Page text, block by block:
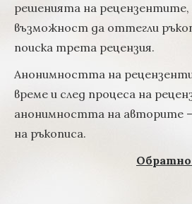
решенията на
възможност да оттегли
поиска трета рецензия.
Анонимността на
време и след процеса на
анонимността на авторите –
на ръкописа.
Обратно